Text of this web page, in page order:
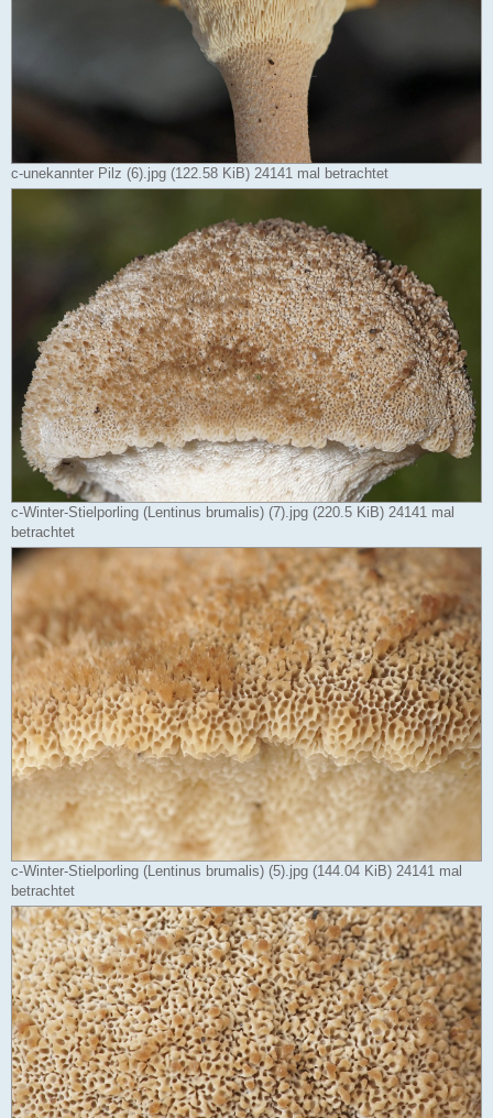
c-unekannter Pilz (6).jpg (122.58 KiB) 24141 mal betrachtet
c-Winter-Stielporling (Lentinus brumalis) (7).jpg (220.5 KiB) 24141 mal
betrachtet
c-Winter-Stielporling (Lentinus brumalis) (5).jpg (144.04 KiB) 24141 mal
betrachtet